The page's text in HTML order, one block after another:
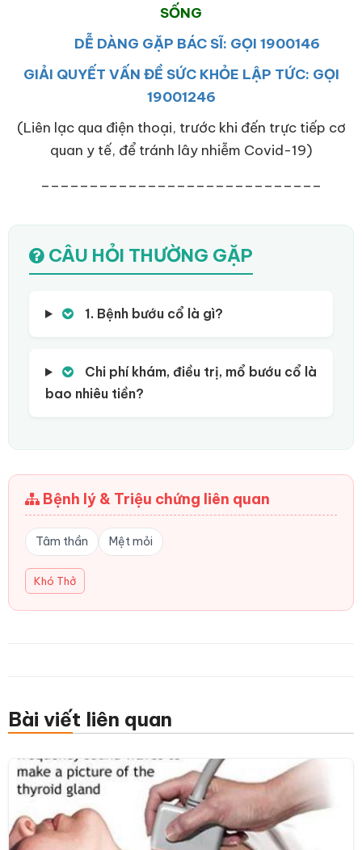
SỐNG
DỄ DÀNG GẶP BÁC SĨ: GỌI 1900146
GIẢI QUYẾT VẤN ĐỀ SỨC KHỎE LẬP TỨC: GỌI
19001246
(Liên lạc qua điện thoại, trước khi đến trực tiếp cơ
quan y tế, để tránh lây nhiễm Covid-19)
CÂU HỎI THƯỜNG GẶP
1. Bệnh bướu cổ là gì?
Chi phí khám, điều trị, mổ bướu cổ là
bao nhiêu tiền?
Bệnh lý & Triệu chứng liên quan
Tâm thần Mệt mỏi
Khó Thở
Bài viết liên quan